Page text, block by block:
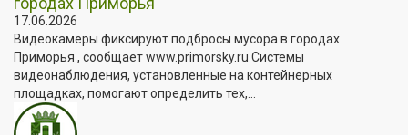
17.06.2026
Видеокамеры фиксируют подбросы мусора в городах
Приморья , сообщает www.primorsky.ru Системы
видеонаблюдения, установленные на контейнерных
площадках, помогают определить тех,...